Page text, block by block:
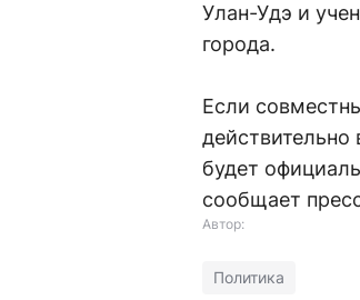
Улан-Удэ и
города.
Если
действительно
будет
сообщает
Автор:
Политика